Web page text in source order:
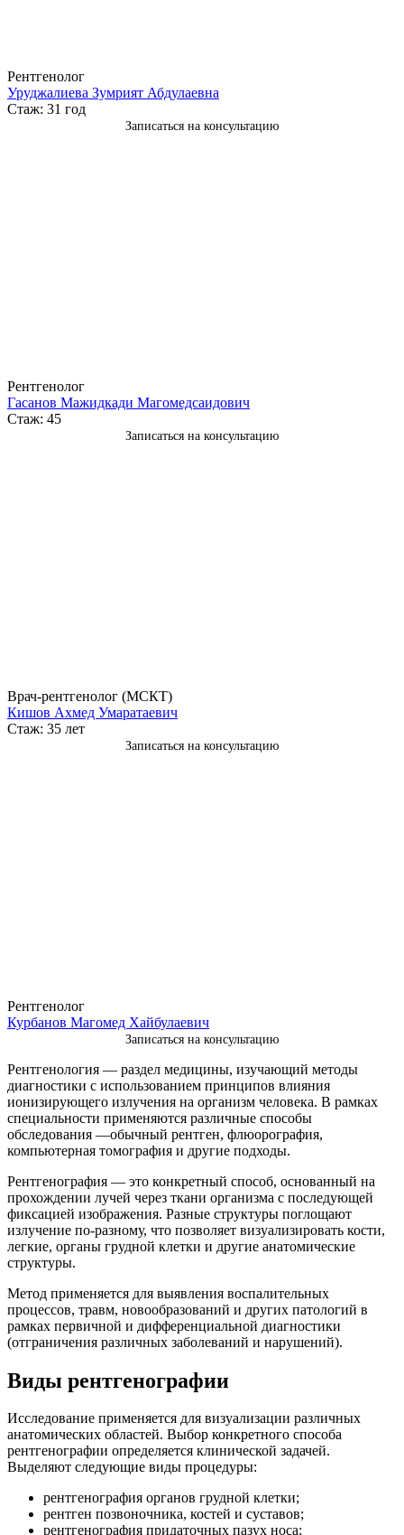
Рентгенолог
Уруджалиева Зумрият Абдулаевна
Стаж: 31 год
Записаться на консультацию
Рентгенолог
Гасанов Мажидкади Магомедсаидович
Стаж: 45
Записаться на консультацию
Врач-рентгенолог (МСКТ)
Кишов Ахмед Умаратаевич
Стаж: 35 лет
Записаться на консультацию
Рентгенолог
Курбанов Магомед Хайбулаевич
Записаться на консультацию
Рентгенология — раздел медицины, изучающий методы
диагностики с использованием принципов влияния
ионизирующего излучения на организм человека. В рамках
специальности применяются различные способы
обследования —обычный рентген, флюорография,
компьютерная томография и другие подходы.
Рентгенография — это конкретный способ, основанный на
прохождении лучей через ткани организма с последующей
фиксацией изображения. Разные структуры поглощают
излучение по-разному, что позволяет визуализировать кости,
легкие, органы грудной клетки и другие анатомические
структуры.
Метод применяется для выявления воспалительных
процессов, травм, новообразований и других патологий в
рамках первичной и дифференциальной диагностики
(отграничения различных заболеваний и нарушений).
Виды рентгенографии
Исследование применяется для визуализации различных
анатомических областей. Выбор конкретного способа
рентгенографии определяется клинической задачей.
Выделяют следующие виды процедуры:
рентгенография органов грудной клетки;
рентген позвоночника, костей и суставов;
рентгенография придаточных пазух носа;